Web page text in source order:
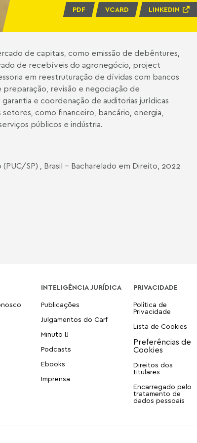
PDF VCARD LINKEDIN
de capitais, como emissão de debêntures,
de recebíveis do agronegócio, project
em reestruturação de dívidas com bancos
revisão e negociação de
e coordenação de auditorias jurídicas
como financeiro, bancário, energia,
públicos e indústria.
SP) , Brasil - Bacharelado em Direito, 2022
INTELIGÊNCIA JURÍDICA
Publicações
Julgamentos do Carf
Minuto IJ
Podcasts
Ebooks
Imprensa
PRIVACIDADE
Política de
Privacidade
Lista de Cookies
Direitos dos
titulares
Encarregado pelo
tratamento de
dados pessoais